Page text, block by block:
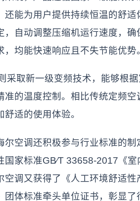
能为用户提供持续恒温的舒适
，自动调整压缩机运行速度，
均能快速响应且不失节能优势
取新一级变频技术，能够根据
准的温度控制。相比传统定频空
适的使用体验。
空调还积极参与行业标准的制
家标准GB∕T 33658-2017《
空调又获得了《人工环境舒适
团体标准牵头单位证书，彰显